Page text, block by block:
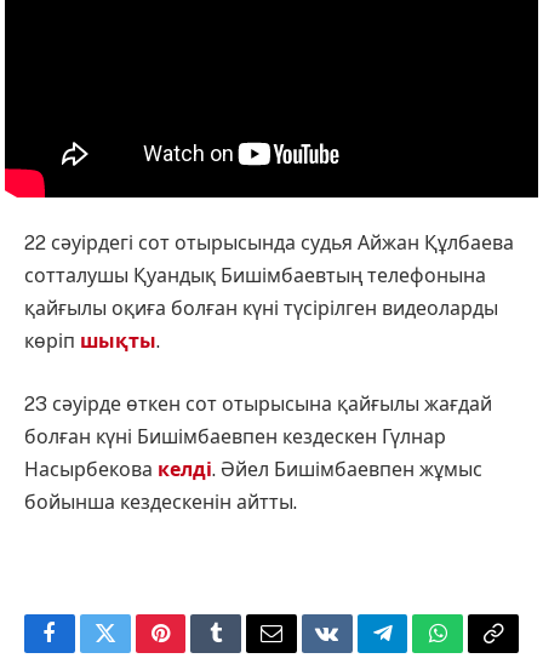
22 сәуірдегі сот отырысында судья Айжан Құлбаева
сотталушы Қуандық Бишімбаевтың телефонына
қайғылы оқиға болған күні түсірілген видеоларды
көріп шықты.
23 сәуірде өткен сот отырысына қайғылы жағдай
болған күні Бишімбаевпен кездескен Гүлнар
Насырбекова келді. Әйел Бишімбаевпен жұмыс
бойынша кездескенін айтты.
FacebookTwitterPinterestTumblrEmailVKontakteTelegramWhatsApp
Copy